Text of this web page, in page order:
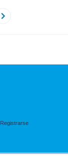
Registrarse